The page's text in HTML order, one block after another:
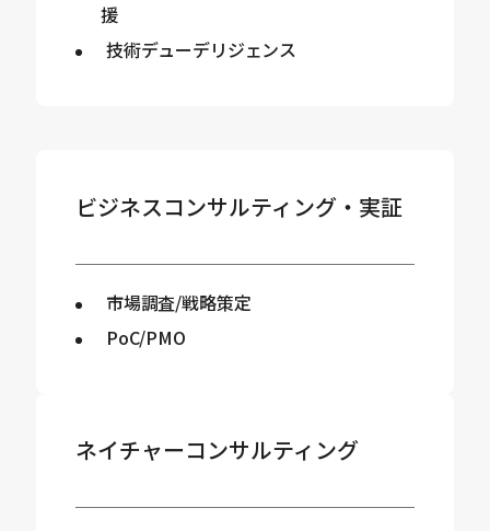
援
技術デューデリジェンス
ビジネスコンサルティング・実証
市場調査/戦略策定
PoC/PMO
ネイチャーコンサルティング